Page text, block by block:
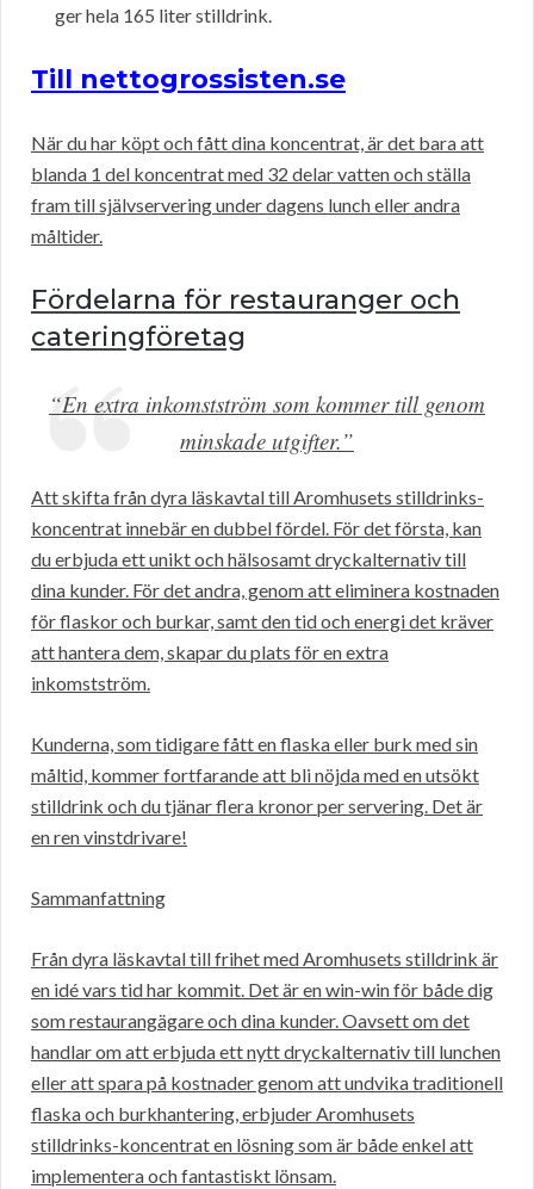
ger hela 165 liter stilldrink.
Till nettogrossisten.se
När du har köpt och fått dina koncentrat, är det bara att
blanda 1 del koncentrat med 32 delar vatten och ställa
fram till självservering under dagens lunch eller andra
måltider.
Fördelarna för restauranger och
cateringföretag
“En extra inkomstström som kommer till genom
minskade utgifter.”
Att skifta från dyra läskavtal till Aromhusets stilldrinks-
koncentrat innebär en dubbel fördel. För det första, kan
du erbjuda ett unikt och hälsosamt dryckalternativ till
dina kunder. För det andra, genom att eliminera kostnaden
för flaskor och burkar, samt den tid och energi det kräver
att hantera dem, skapar du plats för en extra
inkomstström.
Kunderna, som tidigare fått en flaska eller burk med sin
måltid, kommer fortfarande att bli nöjda med en utsökt
stilldrink och du tjänar flera kronor per servering. Det är
en ren vinstdrivare!
Sammanfattning
Från dyra läskavtal till frihet med Aromhusets stilldrink är
en idé vars tid har kommit. Det är en win-win för både dig
som restaurangägare och dina kunder. Oavsett om det
handlar om att erbjuda ett nytt dryckalternativ till lunchen
eller att spara på kostnader genom att undvika traditionell
flaska och burkhantering, erbjuder Aromhusets
stilldrinks-koncentrat en lösning som är både enkel att
implementera och fantastiskt lönsam.